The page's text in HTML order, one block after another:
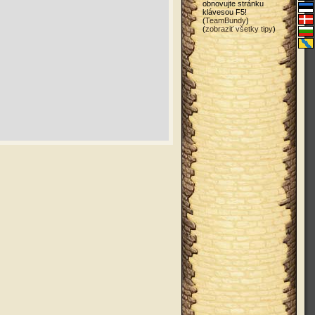
obnovujte stránku
klávesou F5!
(TeamBundy)
(zobraziť všetky tipy)